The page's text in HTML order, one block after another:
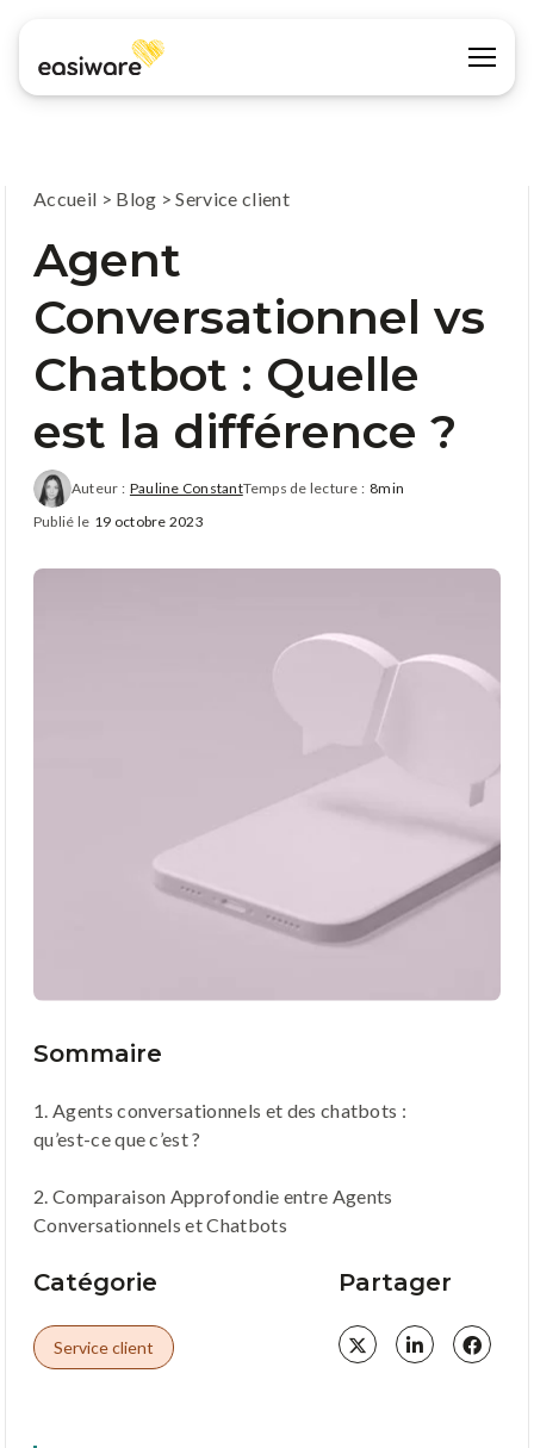
Accueil > Blog >Service client
Agent
Conversationnel vs
Chatbot : Quelle
est la différence ?
Auteur : Pauline ConstantTemps de lecture : 8min
Publié le 19 octobre 2023
Sommaire
1. Agents conversationnels et des chatbots :
qu’est-ce que c’est ?
2. Comparaison Approfondie entre Agents
Conversationnels et Chatbots
Catégorie
Service client
Partager